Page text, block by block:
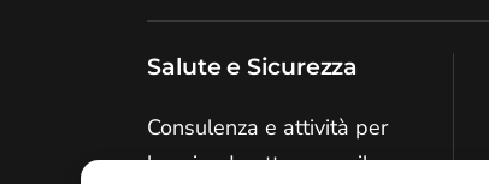
Salute e Sicurezza
Consulenza e attività per
le aziende attraverso il